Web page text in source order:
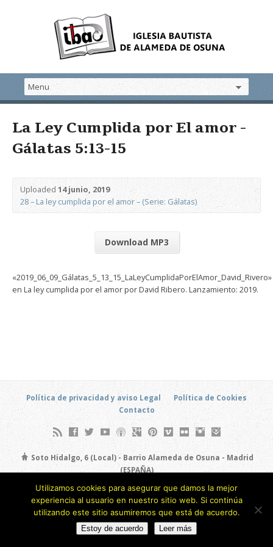
La Ley Cumplida por El amor -
Gálatas 5:13-15
Uploaded14 junio, 2019
28 – La ley cumplida por el amor – (Serie: Gálatas)
Download MP3
«2019_06_09_Gálatas_5_13_15_LaLeyCumplidaPorElAmor_David_Rivero»
en La ley cumplida por el amor por David Ribero. Lanzamiento: 2019.
Política de privacidad y aviso Legal
Política de Cookies
Contacto
Soto Hidalgo, 6 (Local) - Barrio Alameda de Osuna - Madrid
(ESPAÑA)
Copyright © 2026
Utilizamos cookies para asegurar que damos la mejor
experiencia al usuario en nuestro sitio web. Si continúa
utilizando este sitio asumiremos que está de acuerdo.
Estoy de acuerdo Leer más